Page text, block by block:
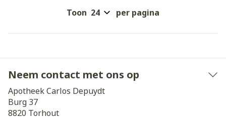
Toon per pagina
Neem contact met ons op
Apotheek Carlos Depuydt
Burg 37
8820 Torhout